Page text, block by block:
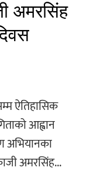
अमरसिंह
ऐतिहासिक
आह्वान
अभियानका
अमरसिंह...